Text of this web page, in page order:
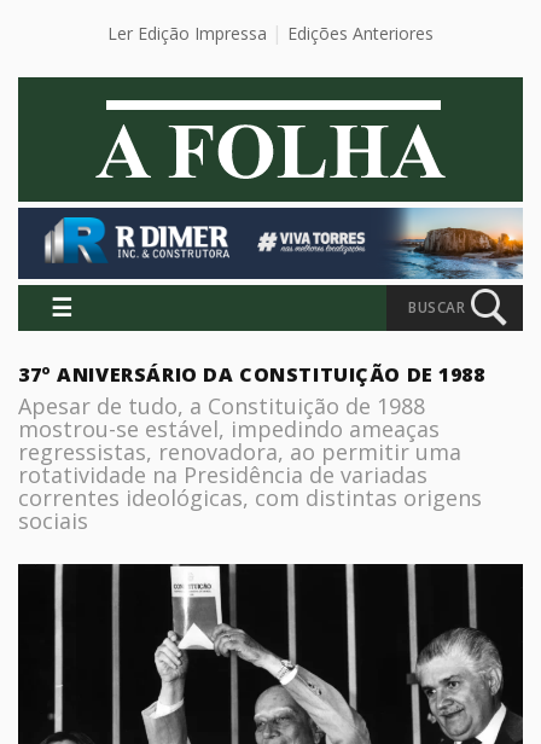
Ler Edição Impressa Edições Anteriores
☰ BUSCAR
37º ANIVERSÁRIO DA CONSTITUIÇÃO DE 1988
Apesar de tudo, a Constituição de 1988
mostrou-se estável, impedindo ameaças
regressistas, renovadora, ao permitir uma
rotatividade na Presidência de variadas
correntes ideológicas, com distintas origens
sociais